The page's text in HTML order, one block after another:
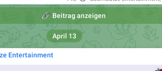
Beitrag anzeigen
Entertainment
April 13